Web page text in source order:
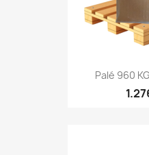
Palé 960